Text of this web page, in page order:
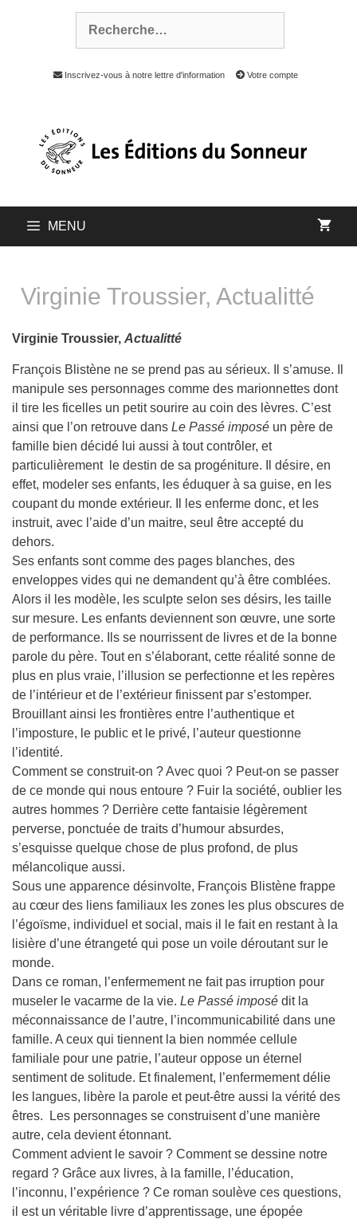
Inscrivez-vous à notre lettre d'information Votre compte
MENU
Virginie Troussier, Actualitté
Virginie Troussier, Actualitté
François Blistène ne se prend pas au sérieux. Il s’amuse. Il
manipule ses personnages comme des marionnettes dont
il tire les ficelles un petit sourire au coin des lèvres. C’est
ainsi que l’on retrouve dans Le Passé imposé un père de
famille bien décidé lui aussi à tout contrôler, et
particulièrement le destin de sa progéniture. Il désire, en
effet, modeler ses enfants, les éduquer à sa guise, en les
coupant du monde extérieur. Il les enferme donc, et les
instruit, avec l’aide d’un maitre, seul être accepté du
dehors.
Ses enfants sont comme des pages blanches, des
enveloppes vides qui ne demandent qu’à être comblées.
Alors il les modèle, les sculpte selon ses désirs, les taille
sur mesure. Les enfants deviennent son œuvre, une sorte
de performance. Ils se nourrissent de livres et de la bonne
parole du père. Tout en s’élaborant, cette réalité sonne de
plus en plus vraie, l’illusion se perfectionne et les repères
de l’intérieur et de l’extérieur finissent par s’estomper.
Brouillant ainsi les frontières entre l’authentique et
l’imposture, le public et le privé, l’auteur questionne
l’identité.
Comment se construit-on ? Avec quoi ? Peut-on se passer
de ce monde qui nous entoure ? Fuir la société, oublier les
autres hommes ? Derrière cette fantaisie légèrement
perverse, ponctuée de traits d’humour absurdes,
s’esquisse quelque chose de plus profond, de plus
mélancolique aussi.
Sous une apparence désinvolte, François Blistène frappe
au cœur des liens familiaux les zones les plus obscures de
l’égoïsme, individuel et social, mais il le fait en restant à la
lisière d’une étrangeté qui pose un voile déroutant sur le
monde.
Dans ce roman, l’enfermement ne fait pas irruption pour
museler le vacarme de la vie. Le Passé imposé dit la
méconnaissance de l’autre, l’incommunicabilité dans une
famille. A ceux qui tiennent la bien nommée cellule
familiale pour une patrie, l’auteur oppose un éternel
sentiment de solitude. Et finalement, l’enfermement délie
les langues, libère la parole et peut-être aussi la vérité des
êtres. Les personnages se construisent d’une manière
autre, cela devient étonnant.
Comment advient le savoir ? Comment se dessine notre
regard ? Grâce aux livres, à la famille, l’éducation,
l’inconnu, l’expérience ? Ce roman soulève ces questions,
il est un véritable livre d’apprentissage, une épopée